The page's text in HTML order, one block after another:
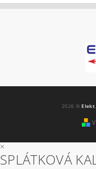
2026 © Elekt
×
SPLÁTKOVÁ